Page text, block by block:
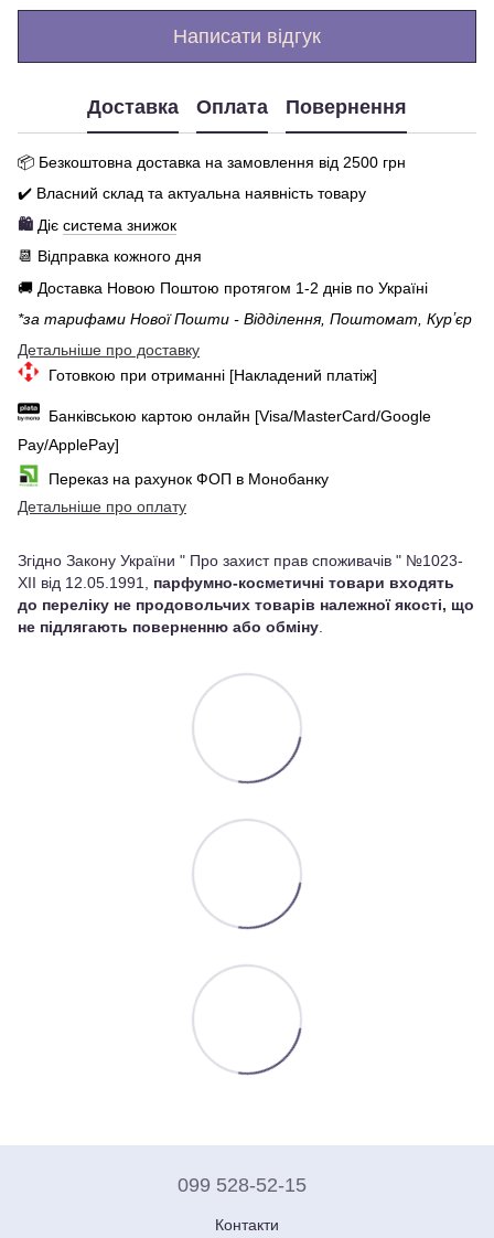
Написати відгук
Доставка Оплата Повернення
📦 Безкоштовна доставка на замовлення від 2500 грн
✔️ Власний склад та актуальна наявність товару
🛍️ Діє система знижок
📆 Відправка кожного дня
🚚 Доставка Новою Поштою протягом 1-2 днів по Україні
*за тарифами Нової Пошти - Відділення, Поштомат, Курʼєр
Детальніше про доставку
Готовкою при отриманні [Накладений платіж]
Банківською картою онлайн [Visa/MasterCard/Google
Pay/ApplePay]
Переказ на рахунок ФОП в Монобанку
Детальніше про оплату
Згідно Закону України " Про захист прав споживачів " №1023-
XII від 12.05.1991, парфумно-косметичні товари входять
до переліку не продовольчих товарів належної якості, що
не підлягають поверненню або обміну
099 528-52-15
Контакти